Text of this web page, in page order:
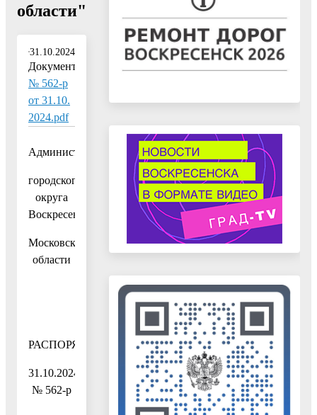
области"
31.10.2024
Документ:
№ 562-р
от 31.10.
2024.pdf
Администрация
городского
округа
Воскресенск
Московской
области
РАСПОРЯЖЕНИЕ
31.10.2024
№ 562-р